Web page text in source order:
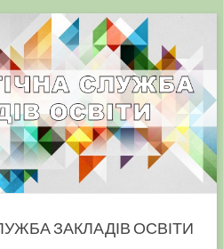
ЗАКЛАДІВ ОСВІТИ